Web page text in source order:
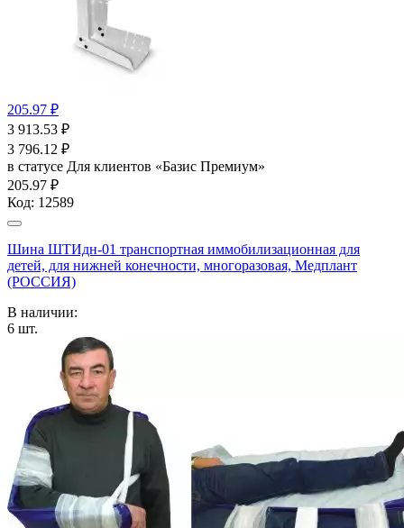
205.97 ₽
3 913.53 ₽
3 796.12 ₽
в статусе Для клиентов «Базис Премиум»
205.97 ₽
Код: 12589
Шина ШТИдн-01 транспортная иммобилизационная для
детей, для нижней конечности, многоразовая, Медплант
(РОССИЯ)
В наличии:
6 шт.